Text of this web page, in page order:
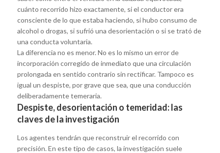
cuánto recorrido hizo exactamente, si el conductor era
consciente de lo que estaba haciendo, si hubo consumo de
alcohol o drogas, si sufrió una desorientación o si se trató de
una conducta voluntaria.
La diferencia no es menor. No es lo mismo un error de
incorporación corregido de inmediato que una circulación
prolongada en sentido contrario sin rectificar. Tampoco es
igual un despiste, por grave que sea, que una conducción
deliberadamente temeraria.
Despiste, desorientación o temeridad: las
claves de la investigación
Los agentes tendrán que reconstruir el recorrido con
precisión. En este tipo de casos, la investigación suele